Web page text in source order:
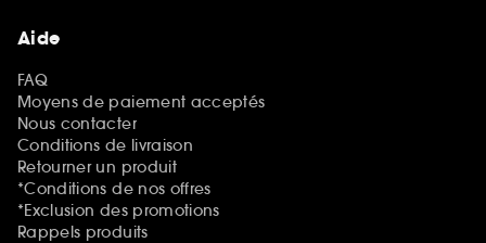
Aide
FAQ
Moyens de paiement acceptés
Nous contacter
Conditions de livraison
Retourner un produit
*Conditions de nos offres
*Exclusion des promotions
Rappels produits